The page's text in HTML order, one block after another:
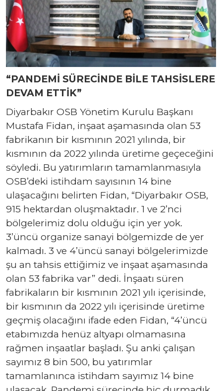
“PANDEMİ SÜRECİNDE BİLE TAHSİSLERE
DEVAM ETTİK”
Diyarbakır OSB Yönetim Kurulu Başkanı
Mustafa Fidan, inşaat aşamasında olan 53
fabrikanın bir kısmının 2021 yılında, bir
kısmının da 2022 yılında üretime geçeceğini
söyledi. Bu yatırımların tamamlanmasıyla
OSB’deki istihdam sayısının 14 bine
ulaşacağını belirten Fidan, “Diyarbakır OSB,
915 hektardan oluşmaktadır. 1 ve 2’nci
bölgelerimiz dolu olduğu için yer yok.
3’üncü organize sanayi bölgemizde de yer
kalmadı. 3 ve 4’üncü sanayi bölgelerimizde
şu an tahsis ettiğimiz ve inşaat aşamasında
olan 53 fabrika var” dedi. İnşaatı süren
fabrikaların bir kısmının 2021 yılı içerisinde,
bir kısmının da 2022 yılı içerisinde üretime
geçmiş olacağını ifade eden Fidan, “4’üncü
etabımızda henüz altyapı olmamasına
rağmen inşaatlar başladı. Şu anki çalışan
sayımız 8 bin 500, bu yatırımlar
tamamlanınca istihdam sayımız 14 bine